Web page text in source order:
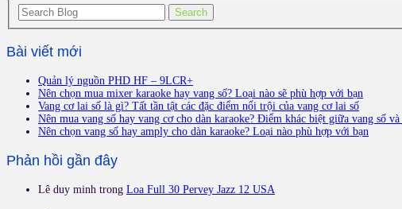
Bài viết mới
Quản lý nguồn PHD HF – 9LCR+
Nên chọn mua mixer karaoke hay vang số? Loại nào sẽ phù hợp với bạn
Vang cơ lai số là gì? Tất tần tật các đặc điểm nổi trội của vang cơ lai số
Nên mua vang số hay vang cơ cho dàn karaoke? Điểm khác biệt giữa vang số
Nên chọn vang số hay amply cho dàn karaoke? Loại nào phù hợp với bạn
Phản hồi gần đây
Lê duy minh trong Loa Full 30 Pervey Jazz 12 USA